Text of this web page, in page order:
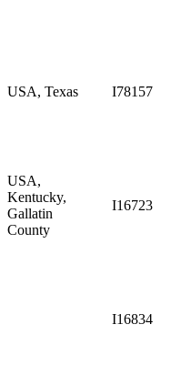
USA, Texas I78157
USA,
Kentucky,
Gallatin
County
I16723
I16834